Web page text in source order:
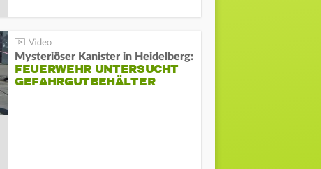
Mysteriöser Kanister in Heidelberg:
FEUERWEHR UNTERSUCHT
GEFAHRGUTBEHÄLTER